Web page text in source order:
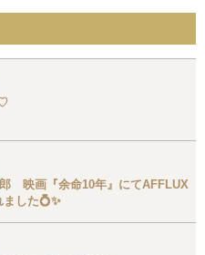
映画『余命10年』にてAFFLUX
した💍✨